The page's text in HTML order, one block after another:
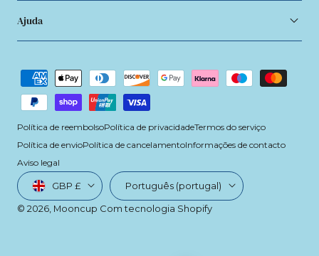
Ajuda
País/região
GBP £
Linguagem
Português (portugal)
© 2026, Mooncup Com tecnologia Shopify
Métodos
de
pagamento
Política de reembolsoPolítica de privacidadeTermos do serviço
Política de envioPolítica de cancelamentoInformações de contacto
Aviso legal